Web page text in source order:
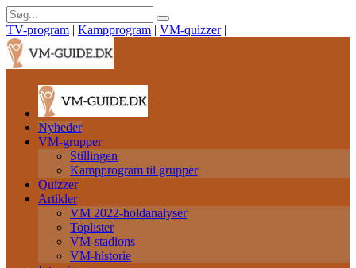
TV-program | Kampprogram | VM-quizzer |
Nyheder
VM-grupper
Stillingen
Kampprogram til grupper
Quizzer
Artikler
VM 2022-holdanalyser
Toplister
VM-stadions
VM-historie